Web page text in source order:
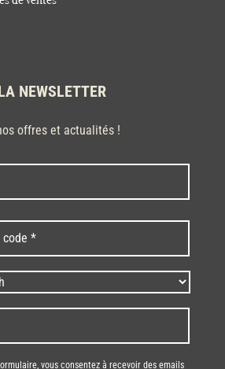
NEWSLETTER
offres et actualités !
Nom
vous consentez à recevoir des emails